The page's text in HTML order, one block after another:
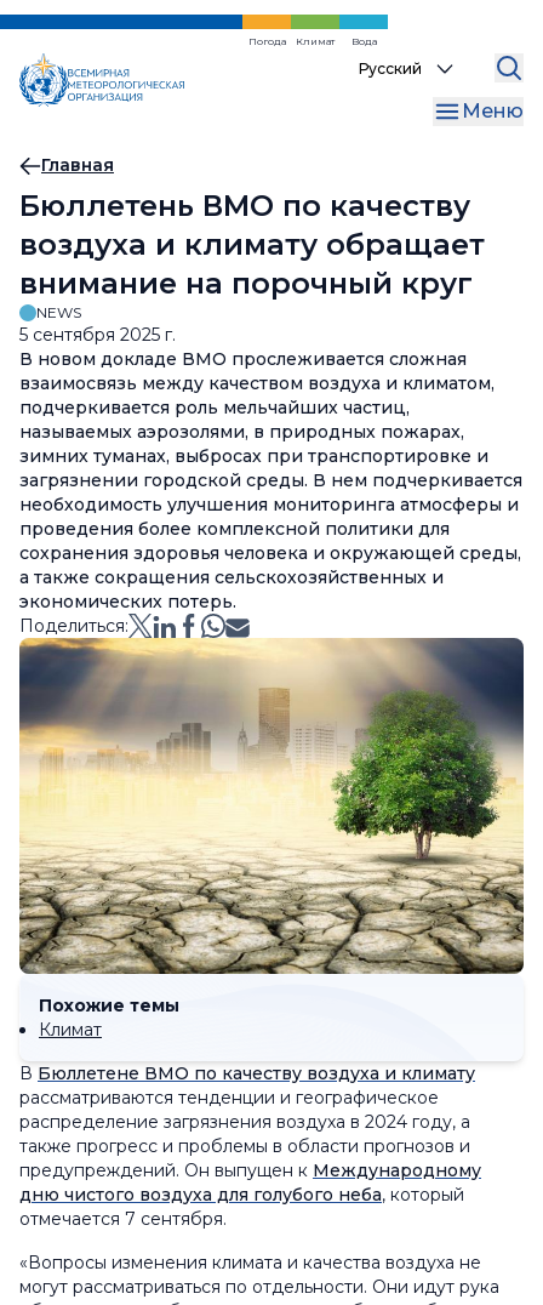
Перейти
основному
содержанию
Погода Климат Вода
Select
language
Меню
Хлебная
крошка
Главная
Бюллетень ВМО по качеству
воздуха и климату обращает
внимание на порочный круг
NEWS
5 сентября 2025 г.
В новом докладе ВМО прослеживается сложная
взаимосвязь между качеством воздуха и климатом,
подчеркивается роль мельчайших частиц,
называемых аэрозолями, в природных пожарах,
зимних туманах, выбросах при транспортировке и
загрязнении городской среды. В нем подчеркивается
необходимость улучшения мониторинга атмосферы и
проведения более комплексной политики для
сохранения здоровья человека и окружающей среды,
а также сокращения сельскохозяйственных и
экономических потерь.
Поделиться:
Похожие темы
Климат
В Бюллетене ВМО по качеству воздуха и климату
рассматриваются тенденции и географическое
распределение загрязнения воздуха в 2024 году, а
также прогресс и проблемы в области прогнозов и
предупреждений. Он выпущен к Международному
дню чистого воздуха для голубого неба, который
отмечается 7 сентября.
«Вопросы изменения климата и качества воздуха не
могут рассматриваться по отдельности. Они идут рука